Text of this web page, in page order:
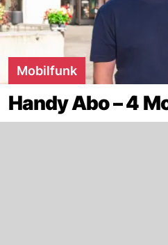
Mobilfunk
Handy Abo – 4